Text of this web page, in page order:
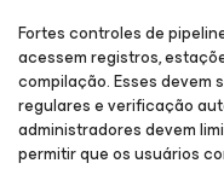
Fortes controles de
acessem registros,
compilação. Esses devem
regulares e verificação
administradores devem
permitir que os usuários